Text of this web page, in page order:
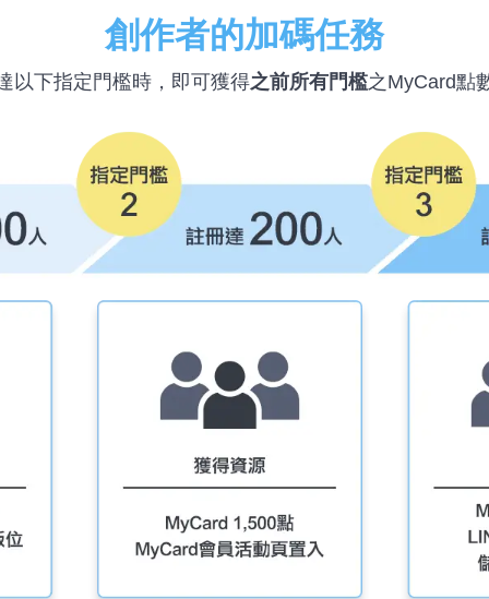
創作者的加碼任務
以下指定門檻時，即可獲得之前所有門檻之MyCard點